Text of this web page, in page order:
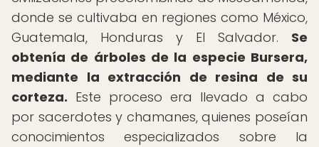
donde se cultivaba en regiones como México,
Guatemala, Honduras y El Salvador. Se
obtenía de árboles de la especie Bursera,
mediante la extracción de resina de su
corteza. Este proceso era llevado a cabo
por sacerdotes y chamanes, quienes poseían
conocimientos especializados sobre la